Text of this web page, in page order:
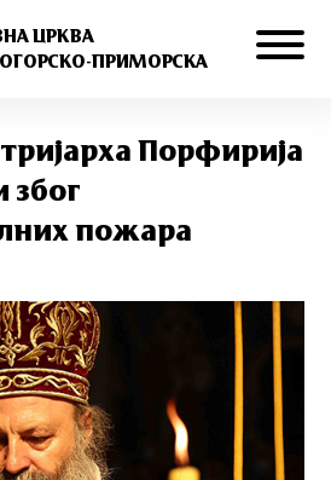
ЦРКВА
ПРИМОРСКА
Порфирија
због
пожара